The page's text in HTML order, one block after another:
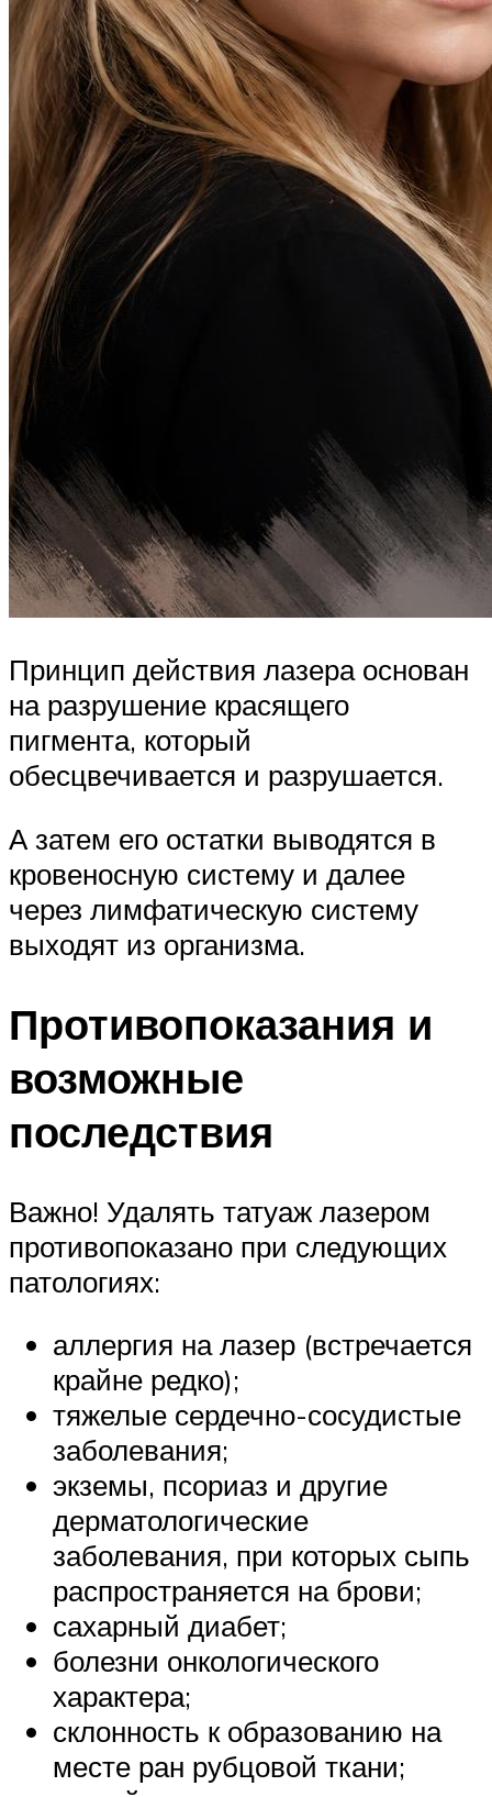
Принцип действия лазера основан
на разрушение красящего
пигмента, который
обесцвечивается и разрушается.
А затем его остатки выводятся в
кровеносную систему и далее
через лимфатическую систему
выходят из организма.
Противопоказания и
возможные
последствия
Важно! Удалять татуаж лазером
противопоказано при следующих
патологиях:
аллергия на лазер (встречается
крайне редко);
тяжелые сердечно-сосудистые
заболевания;
экземы, псориаз и другие
дерматологические
заболевания, при которых сыпь
распространяется на брови;
сахарный диабет;
болезни онкологического
характера;
склонность к образованию на
месте ран рубцовой ткани;